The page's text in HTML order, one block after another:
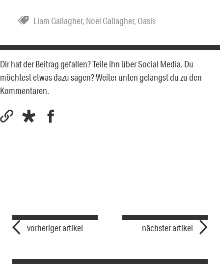
Liam Gallagher, Noel Gallagher, Oasis
Dir hat der Beitrag gefallen? Teile ihn über Social Media. Du
möchtest etwas dazu sagen? Weiter unten gelangst du zu den
Kommentaren.
vorheriger artikel nächster artikel